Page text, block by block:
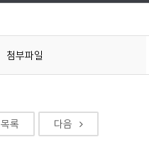
첨부파일
목록 다음